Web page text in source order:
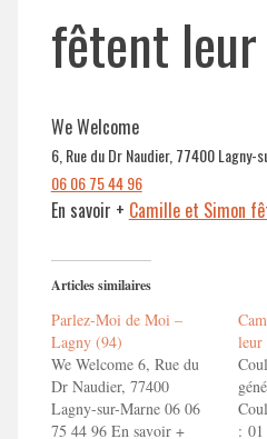
fêtent
We Welcome
6, Rue du Dr Naudier, 77400 Lagny-
06 06 75 44 96
En savoir + Camille et Simon
Articles similaires
Parlez-Moi de Moi –
Lagny (94)
We Welcome 6, Rue du
Dr Naudier, 77400
Lagny-sur-Marne 06 06
75 44 96 En savoir +
leur
: